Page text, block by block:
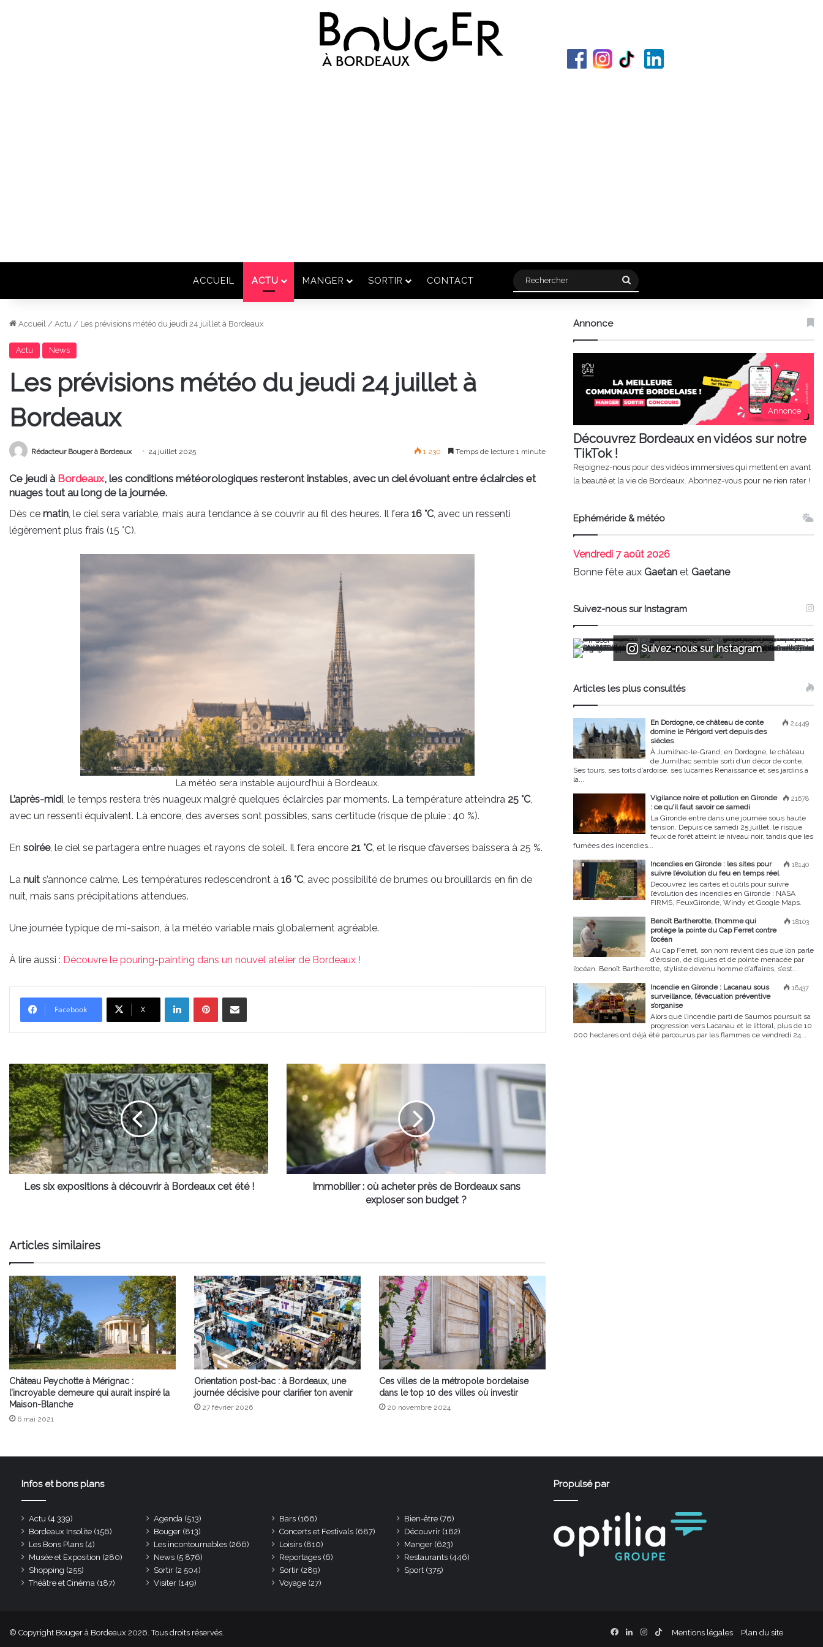
ACCUEIL ACTU MANGER SORTIR CONTACT Rechercher
Accueil / Actu / Les prévisions météo du jeudi 24 juillet à Bordeaux
Actu News
Les prévisions météo du jeudi 24 juillet à
Bordeaux
Rédacteur Bouger à Bordeaux 24 juillet 2025 1 230 Temps de lecture 1 minute
Ce jeudi à Bordeaux, les conditions météorologiques resteront instables, avec un ciel évoluant entre éclaircies et
nuages tout au long de la journée.
Dès ce matin, le ciel sera variable, mais aura tendance à se couvrir au fil des heures. Il fera 16 °C, avec un ressenti
légèrement plus frais (15 °C).
La météo sera instable aujourd’hui à Bordeaux.
L’après-midi, le temps restera très nuageux malgré quelques éclaircies par moments. La température atteindra 25 °C,
avec un ressenti équivalent. Là encore, des averses sont possibles, sans certitude (risque de pluie : 40 %).
En soirée, le ciel se partagera entre nuages et rayons de soleil. Il fera encore 21 °C, et le risque d’averses baissera à 25 %.
La nuit s’annonce calme. Les températures redescendront à 16 °C, avec possibilité de brumes ou brouillards en fin de
nuit, mais sans précipitations attendues.
Une journée typique de mi-saison, à la météo variable mais globalement agréable.
À lire aussi : Découvre le pouring-painting dans un nouvel atelier de Bordeaux !
Facebook X
LinkedinPinterestPartager par email
Les
six
expositions
à
découvrir
à
Bordeaux
cet
été
Les six expositions à découvrir à Bordeaux cet été !
Immobilier
:
où
acheter
près
Bordeaux
sans
exploser
Immobilier : où acheter près de Bordeaux sans
exploser son budget ?
Articles similaires
Château Peychotte à Mérignac :
l’incroyable demeure qui aurait inspiré la
Maison-Blanche
6 mai 2021
Orientation post-bac : à Bordeaux, une
journée décisive pour clarifier ton avenir
27 février 2026
Ces villes de la métropole bordelaise
dans le top 10 des villes où investir
20 novembre 2024
Annonce
Annonce
Découvrez Bordeaux en vidéos sur notre
TikTok !
Rejoignez-nous pour des vidéos immersives qui mettent en avant
la beauté et la vie de Bordeaux. Abonnez-vous pour ne rien rater !
Ephéméride & météo
Vendredi 7 août 2026
Bonne fête auxGaetan etGaetane
Suivez-nous sur Instagram
Suivez-nous sur Instagram
Articles les plus consultés
24449
En Dordogne, ce château de conte
domine le Périgord vert depuis des
siècles
À Jumilhac-le-Grand, en Dordogne, le château
de Jumilhac semble sorti d’un décor de conte.
Ses tours, ses toits d’ardoise, ses lucarnes Renaissance et ses jardins à
la...
21678
Vigilance noire et pollution en Gironde
: ce qu’il faut savoir ce samedi
La Gironde entre dans une journée sous haute
tension. Depuis ce samedi 25 juillet, le risque
feux de forêt atteint le niveau noir, tandis que les
fumées des incendies...
18140
Incendies en Gironde : les sites pour
suivre l’évolution du feu en temps réel
Découvrez les cartes et outils pour suivre
l’évolution des incendies en Gironde : NASA
FIRMS, FeuxGironde, Windy et Google Maps.
18103
Benoît Bartherotte, l’homme qui
protège la pointe du Cap Ferret contre
l’océan
Au Cap Ferret, son nom revient dès que l’on parle
d’érosion, de digues et de pointe menacée par
l’océan. Benoît Bartherotte, styliste devenu homme d’affaires, s’est...
16437
Incendie en Gironde : Lacanau sous
surveillance, l’évacuation préventive
s’organise
Alors que l’incendie parti de Saumos poursuit sa
progression vers Lacanau et le littoral, plus de 10
000 hectares ont déjà été parcourus par les flammes ce vendredi 24...
Infos et bons plans
Actu (4 339) Agenda (513) Bars(166) Bien-être (76)
Bordeaux Insolite (156) Bouger (813) Concerts et Festivals(687) Découvrir (182)
Les Bons Plans (4) Les incontournables (266) Loisirs(810) Manger (623)
Musée et Exposition (280) News (5 876) Reportages(6) Restaurants (446)
Shopping (255) Sortir (2 504) Sortir(289) Sport (375)
Théâtre et Cinéma (187) Visiter (149) Voyage(27)
Propulsé par
© Copyright Bouger à Bordeaux 2026. Tous droits réservés. Mentions légales Plan du site
FacebookLinkedinInstagram
TikTok